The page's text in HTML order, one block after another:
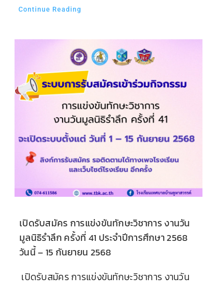
Continue Reading
เปิดรับสมัคร การแข่งขันทักษะวิชาการ งานวัน
มูลนิธิรำลึก ครั้งที่ 41 ประจำปีการศึกษา 2568
วันนี้ – 15 กันยายน 2568
เปิดรับสมัคร การแข่งขันทักษะวิชาการ งานวัน